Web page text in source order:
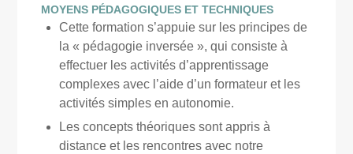
MOYENS PÉDAGOGIQUES ET TECHNIQUES
Cette formation s’appuie sur les principes de
la « pédagogie inversée », qui consiste à
effectuer les activités d’apprentissage
complexes avec l’aide d’un formateur et les
activités simples en autonomie.
Les concepts théoriques sont appris à
distance et les rencontres avec notre